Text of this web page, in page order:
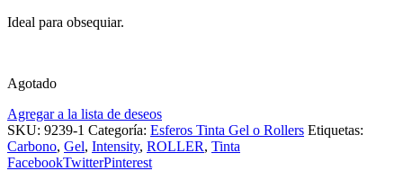
Ideal para obsequiar.
Agotado
Agregar a la lista de deseos
SKU: 9239-1 Categoría: Esferos Tinta Gel o Rollers Etiquetas:
Carbono, Gel, Intensity, ROLLER, Tinta
FacebookTwitterPinterest